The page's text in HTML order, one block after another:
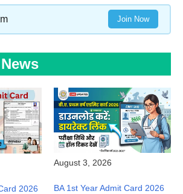
Join Now
2026
August 3, 2026
BA 1st Year Admit Card 2026